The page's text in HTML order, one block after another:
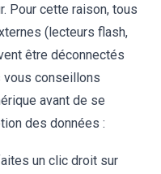
Pour cette raison, tous
(lecteurs flash,
être déconnectés
vous conseillons
avant de se
des données :
un clic droit sur